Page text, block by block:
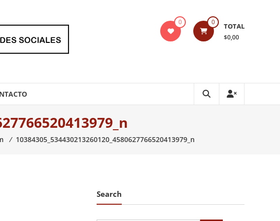
0 0 TOTAL
$0,00
⁄ 10384305_534430213260120_4580627766520413979_n
Search